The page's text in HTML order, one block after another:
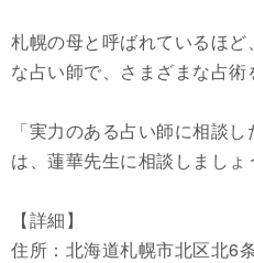
札幌の母と呼ばれているほ
な占い師で、さまざまな占術
「実力のある占い師に相談
は、蓮華先生に相談しましょ
【詳細】
住所：北海道札幌市北区北6